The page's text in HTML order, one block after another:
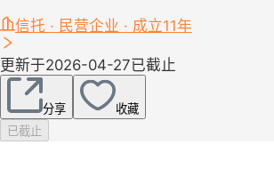
信托 · 民营企业 · 成立11年
更新于2026-04-27已截止
分享
收藏
已截止